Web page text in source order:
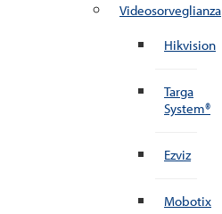
Videosorveglianza
Hikvision
Targa
System®
Ezviz
Mobotix